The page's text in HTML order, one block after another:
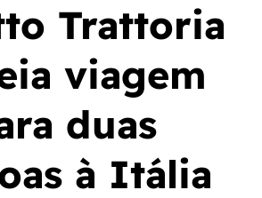
Trattoria
viagem
duas
à Itália